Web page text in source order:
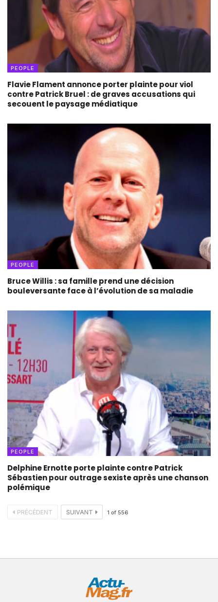
PEOPLE
Flavie Flament annonce porter plainte pour viol
contre Patrick Bruel : de graves accusations qui
secouent le paysage médiatique
PEOPLE
Bruce Willis : sa famille prend une décision
bouleversante face à l’évolution de sa maladie
PEOPLE
Delphine Ernotte porte plainte contre Patrick
Sébastien pour outrage sexiste après une chanson
polémique
PRÉCÉDENT SUIVANT 1 of 556